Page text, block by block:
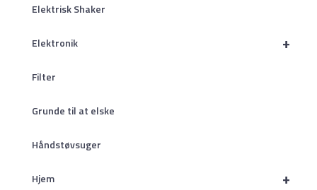
Elektrisk Shaker
+
Elektronik
Filter
Grunde til at elske
Håndstøvsuger
+
Hjem